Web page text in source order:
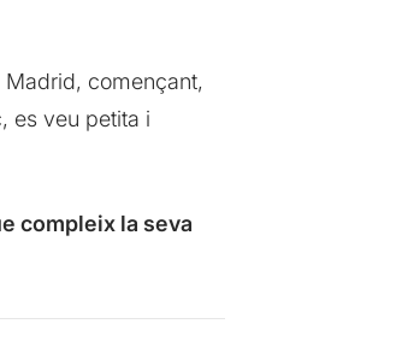
començant,
es veu petita i
compleix la seva